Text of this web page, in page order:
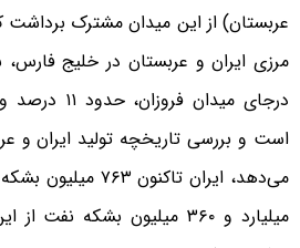
عربستان) از این میدان مشترک
مرزی ایران و عربستان در خلیج
است و بررسی تاریخچه تولید ایران و
میلیارد و ٣۶۰ میلیون بشکه